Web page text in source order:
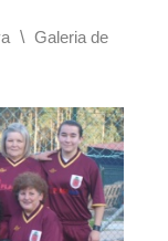
\ Galeria de